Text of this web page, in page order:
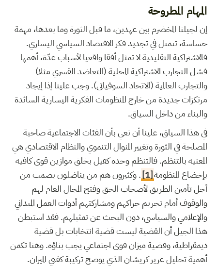
المهام المطروحة
إن لجيلنا المخضرم بين عهدين، ما قبل الثورة وما بعدها، مهمة
حساسة، تتمثل في تجديد فكر الاقتصاد السياسي اليساري.
فالاشتراكية التقليدية لا تمثل أفقا واقعيا لأسباب عدّة، أهمها
فشل التجارب الاشتراكية المحلية (التعاضد القسري مثلا)
والتجارب العالمية (الاتحاد السوفياتي). وجب علينا إذا إيجاد
مرتكزات جديدة من خارج المنظومات الفكرية اليسارية السائدة
والبناء من داخل السياق.
في هذا السياق، علينا أن نعي بأن الفئات الاجتماعية صاحبة
المصلحة في الثورة وتغيير المنوال التنموي والنظام الاقتصادي هي
المعنية بالتنظم. فالتنظم وحده كفيل بخلق موازين قوى كافية
بإخضاع المنظومة[1]
. وكثيرون هم من يناضلون بصمت من
أجل تأمين الطريق لأصحاب الحق وفتح المجال العام لهم
والوقوف أمام تجريم حراكهم ومشاركتهم أدوات العمل الميداني
والإعلامي والسياسي، دون البحث عن تمثيلهم. فقد استبطن
هذا الجيل أن القضية ليست قضية انتخابات بل قضية
ديمقراطية، وقضية ميزان قوى اجتماعي يجب بناؤه. وهنا تكمن
أهمية تحليل عزيز كريشان الذي يوضح تركيبة كفتي الميزان.